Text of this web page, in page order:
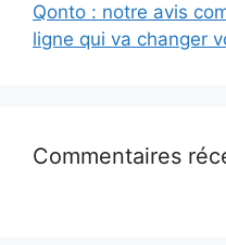
Qonto : notre avis
ligne qui va changer
Commentaires